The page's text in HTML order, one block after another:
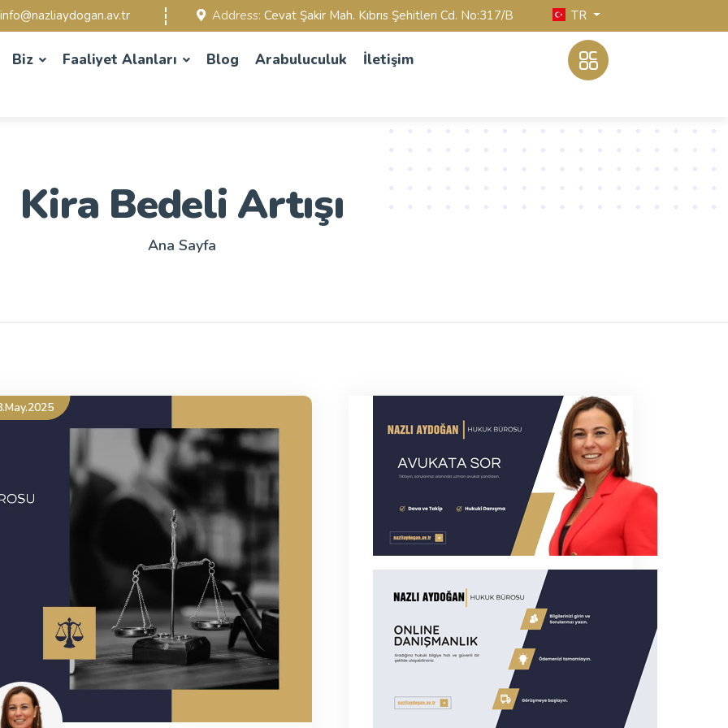
info@nazliaydogan.av.tr Address: Cevat Şakir Mah. Kıbrıs Şehitleri Cd. No:317/B TR
Biz Faaliyet Alanları Blog Arabuluculuk İletişim
Kira Bedeli Artışı
Ana Sayfa